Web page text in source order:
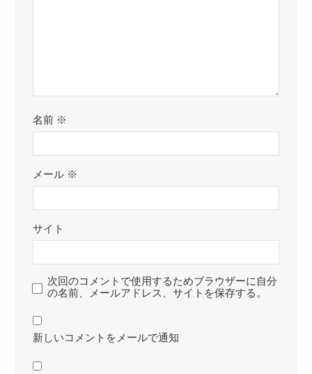
名前 ※
メール ※
サイト
次回のコメントで使用するためブラウザーに自分
の名前、メールアドレス、サイトを保存する。
新しいコメントをメールで通知